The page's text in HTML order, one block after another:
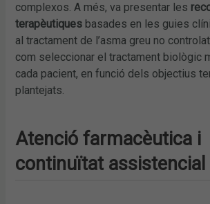
complexos. A més, va presentar les
terapèutiques basades en les guies
al tractament de l’asma greu no
com seleccionar el tractament biològic
cada pacient, en funció dels objectius
plantejats.
Atenció farmacèutica i
continuïtat assistencial